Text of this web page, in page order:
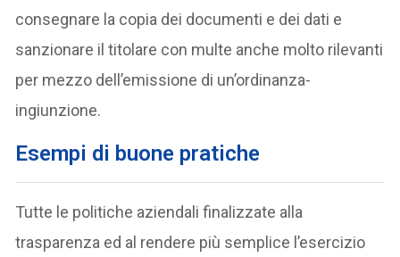
consegnare la copia dei documenti e dei dati e
sanzionare il titolare con multe anche molto rilevanti
per mezzo dell’emissione di un’ordinanza-
ingiunzione.
Esempi di buone pratiche
Tutte le politiche aziendali finalizzate alla
trasparenza ed al rendere più semplice l’esercizio